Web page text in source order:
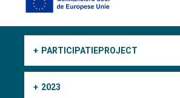
PARTICIPATIEPROJECT
2023